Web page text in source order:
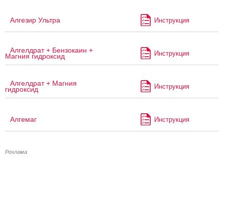
Алгезир Ультра Инструкция
Алгелдрат + Бензокаин +
Магния гидроксид Инструкция
Алгелдрат + Магния
гидроксид Инструкция
Алгемаг Инструкция
Реклама